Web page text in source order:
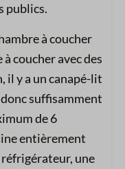
publics.
à coucher
coucher avec des
il y a un canapé-lit
suffisamment
de 6
entièrement
une